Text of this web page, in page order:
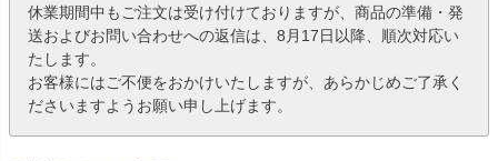
休業期間中もご注文は受け付けておりますが、商品の準備・発
送およびお問い合わせへの返信は、8月17日以降、順次対応い
たします。
お客様にはご不便をおかけいたしますが、あらかじめご了承く
ださいますようお願い申し上げます。